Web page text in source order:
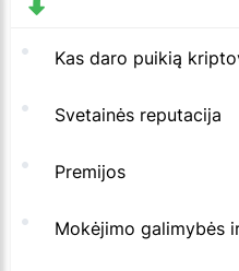
Kas daro puikią
Svetainės reputacija
Premijos
Mokėjimo galimybės